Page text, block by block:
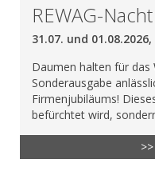
REWAG-
31.07. und
Daumen halten für das
Sonderausgabe
Firmenjubiläums!
befürchtet wird,